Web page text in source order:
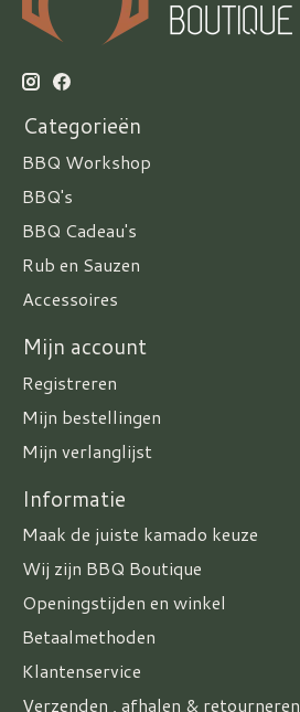
Categorieën
BBQ Workshop
BBQ's
BBQ Cadeau's
Rub en Sauzen
Accessoires
Mijn account
Registreren
Mijn bestellingen
Mijn verlanglijst
Informatie
Maak de juiste kamado keuze
Wij zijn BBQ Boutique
Openingstijden en winkel
Betaalmethoden
Klantenservice
Verzenden , afhalen & retourneren